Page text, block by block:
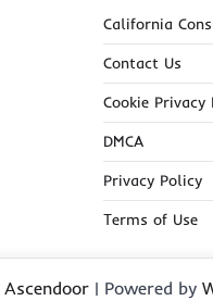
California
Contact Us
Cookie Privacy
DMCA
Privacy Policy
Terms of Use
Ascendoor | Powered by